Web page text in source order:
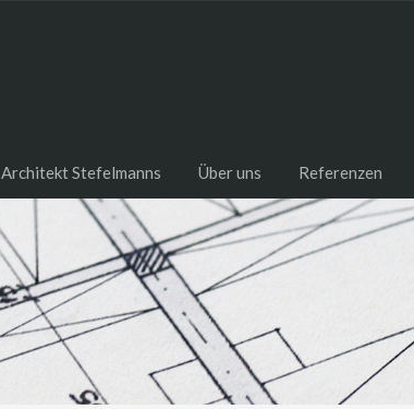
Architekt Stefelmanns Über uns Referenzen